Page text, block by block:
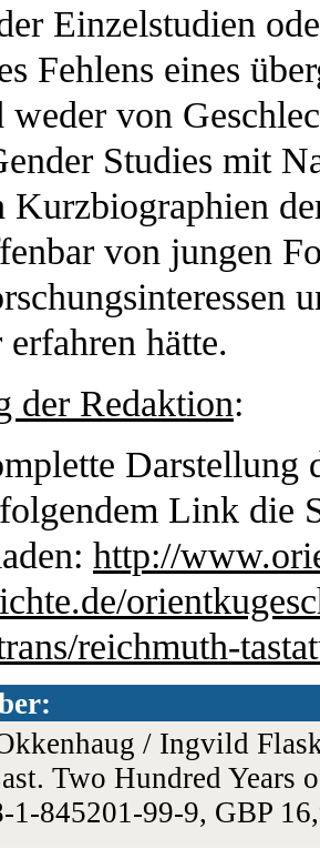
Einzelstudien
Fehlens eines
weder von
Studies mit
Kurzbiographien
von jungen
erfahren hätte.
der Redaktion:
Darstellung
Link die
http://
reichmuth-
/ Ingvild
Two Hundred Years
1-845201-99-9, GBP